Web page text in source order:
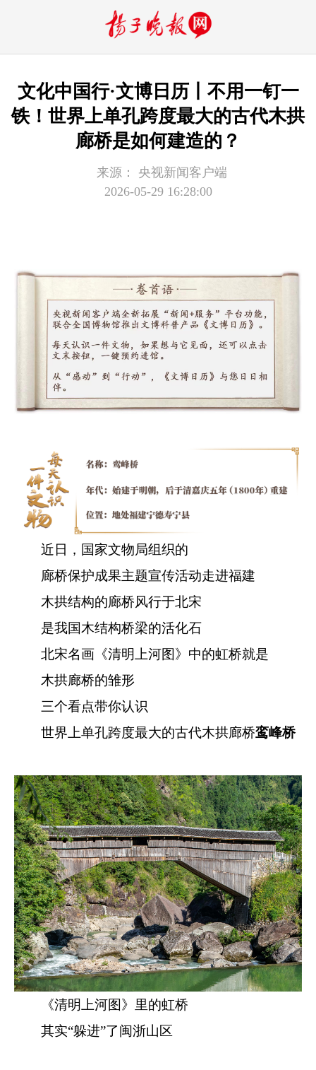
文化中国行·文博日历丨不用一钉一
铁！世界上单孔跨度最大的古代木拱
廊桥是如何建造的？
来源：
央视新闻客户端
2026-05-29 16:28:00
近日，国家文物局组织的
廊桥保护成果主题宣传活动走进福建
木拱结构的廊桥风行于北宋
是我国木结构桥梁的活化石
北宋名画《清明上河图》中的虹桥就是
木拱廊桥的雏形
三个看点带你认识
世界上单孔跨度最大的古代木拱廊桥鸾峰桥
《清明上河图》里的虹桥
其实“躲进”了闽浙山区